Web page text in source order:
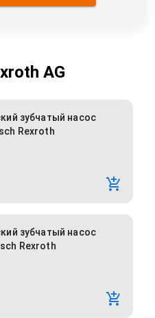
AG
зубчатый насос
Rexroth
зубчатый насос
Rexroth